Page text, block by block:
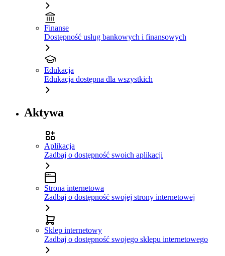
Finanse
Dostępność usług bankowych i finansowych
Edukacja
Edukacja dostępna dla wszystkich
Aktywa
Aplikacja
Zadbaj o dostępność swoich aplikacji
Strona internetowa
Zadbaj o dostępność swojej strony internetowej
Sklep internetowy
Zadbaj o dostępność swojego sklepu internetowego